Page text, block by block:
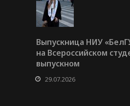
Выпускница НИУ
на Всероссийском
выпускном
29.07.2026